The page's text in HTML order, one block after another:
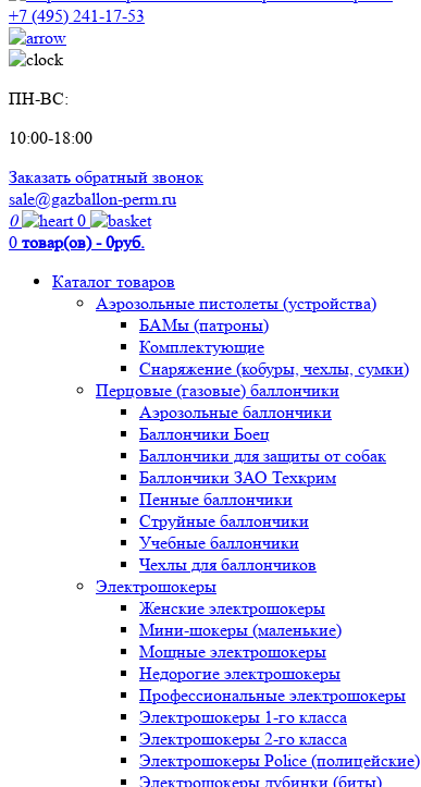
+7 (495) 241-17-53
ПН-ВС:
10:00-18:00
Заказать обратный звонок
sale@gazballon-perm.ru
0
0
0 товар(ов) - 0руб.
Каталог товаров
Аэрозольные пистолеты (устройства)
БАМы (патроны)
Комплектующие
Снаряжение (кобуры, чехлы, сумки)
Перцовые (газовые) баллончики
Аэрозольные баллончики
Баллончики Боец
Баллончики для защиты от собак
Баллончики ЗАО Техкрим
Пенные баллончики
Струйные баллончики
Учебные баллончики
Чехлы для баллончиков
Электрошокеры
Женские электрошокеры
Мини-шокеры (маленькие)
Мощные электрошокеры
Недорогие электрошокеры
Профессиональные электрошокеры
Электрошокеры 1-го класса
Электрошокеры 2-го класса
Электрошокеры Police (полицейские)
Электрошокеры дубинки (биты)